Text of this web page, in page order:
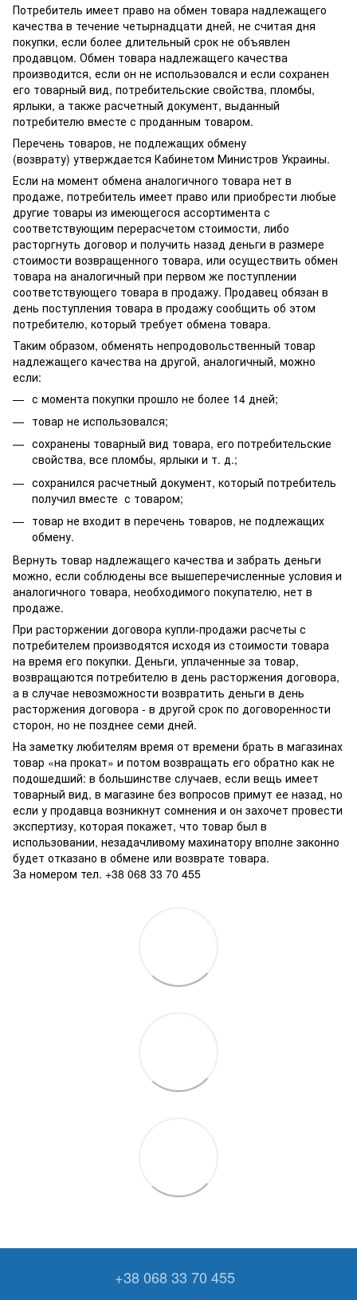
Потребитель имеет право на обмен товара надлежащего
качества в течение четырнадцати дней, не считая дня
покупки, если более длительный срок не объявлен
продавцом. Обмен товара надлежащего качества
производится, если он не использовался и если сохранен
его товарный вид, потребительские свойства, пломбы,
ярлыки, а также расчетный документ, выданный
потребителю вместе с проданным товаром.
Перечень товаров, не подлежащих обмену
(возврату) утверждается Кабинетом Министров Украины.
Если на момент обмена аналогичного товара нет в
продаже, потребитель имеет право или приобрести любые
другие товары из имеющегося ассортимента с
соответствующим перерасчетом стоимости, либо
расторгнуть договор и получить назад деньги в размере
стоимости возвращенного товара, или осуществить обмен
товара на аналогичный при первом же поступлении
соответствующего товара в продажу. Продавец обязан в
день поступления товара в продажу сообщить об этом
потребителю, который требует обмена товара.
Таким образом, обменять непродовольственный товар
надлежащего качества на другой, аналогичный, можно
если:
с момента покупки прошло не более 14 дней;
товар не использовался;
сохранены товарный вид товара, его потребительские
свойства, все пломбы, ярлыки и т. д.;
сохранился расчетный документ, который потребитель
получил вместе с товаром;
товар не входит в перечень товаров, не подлежащих
обмену.
Вернуть товар надлежащего качества и забрать деньги
можно, если соблюдены все вышеперечисленные условия и
аналогичного товара, необходимого покупателю, нет в
продаже.
При расторжении договора купли-продажи расчеты с
потребителем производятся исходя из стоимости товара
на время его покупки. Деньги, уплаченные за товар,
возвращаются потребителю в день расторжения договора,
а в случае невозможности возвратить деньги в день
расторжения договора - в другой срок по договоренности
сторон, но не позднее семи дней.
На заметку любителям время от времени брать в магазинах
товар «на прокат» и потом возвращать его обратно как не
подошедший: в большинстве случаев, если вещь имеет
товарный вид, в магазине без вопросов примут ее назад, но
если у продавца возникнут сомнения и он захочет провести
экспертизу, которая покажет, что товар был в
использовании, незадачливому махинатору вполне законно
будет отказано в обмене или возврате товара.
За номером тел. +38 068 33 70 455
+38 068 33 70 455